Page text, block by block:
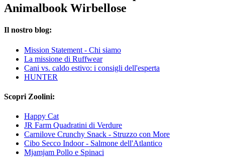
Animalbook Wirbellose
Il nostro blog:
Mission Statement - Chi siamo
La missione di Ruffwear
Cani vs. caldo estivo: i consigli dell'esperta
HUNTER
Scopri Zoolini:
Happy Cat
JR Farm Quadratini di Verdure
Carnilove Crunchy Snack - Struzzo con More
Cibo Secco Indoor - Salmone dell'Atlantico
Mjamjam Pollo e Spinaci